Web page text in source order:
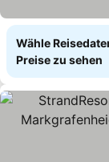
Wähle
Preise zu sehen